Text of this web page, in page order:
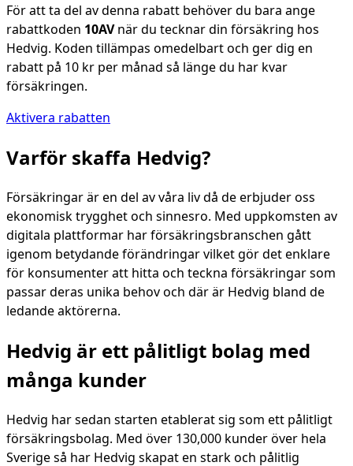
För att ta del av denna rabatt behöver du bara ange
rabattkoden 10AVnär du tecknar din försäkring hos
Hedvig. Koden tillämpas omedelbart och ger dig en
rabatt på 10 kr per månad så länge du har kvar
försäkringen.
Aktivera rabatten
Varför skaffa Hedvig?
Försäkringar är en del av våra liv då de erbjuder oss
ekonomisk trygghet och sinnesro. Med uppkomsten av
digitala plattformar har försäkringsbranschen gått
igenom betydande förändringar vilket gör det enklare
för konsumenter att hitta och teckna försäkringar som
passar deras unika behov och där är Hedvig bland de
ledande aktörerna.
Hedvig är ett pålitligt bolag med
många kunder
Hedvig har sedan starten etablerat sig som ett pålitligt
försäkringsbolag. Med över 130,000 kunder över hela
Sverige så har Hedvig skapat en stark och pålitlig